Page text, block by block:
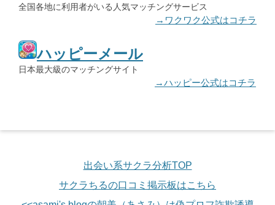
全国各地に利用者がいる人気マッチングサービス
→ワクワク公式はコチラ
ハッピーメール
日本最大級のマッチングサイト
→ハッピー公式はコチラ
出会い系サクラ分析TOP
サクラちるの口コミ掲示板はこちら